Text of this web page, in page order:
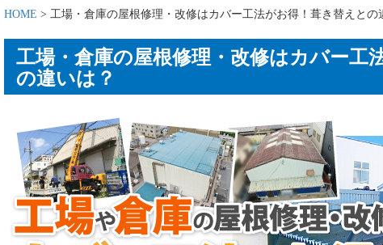
HOME > 工場・倉庫の屋根修理・改修はカバー工法がお得！葺き替えとの
工場・倉庫の屋根修理・改修はカバー工
の違いは？